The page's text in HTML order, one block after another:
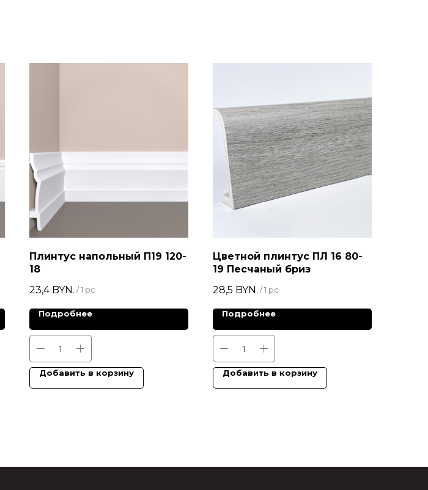
Плинтус напольный П19 120-
18
23,4 BYN. / 1 pc
Подробнее
Добавить в корзину
Цветной плинтус ПЛ 16 80-
19 Песчаный бриз
28,5 BYN. / 1 pc
Подробнее
Добавить в корзину